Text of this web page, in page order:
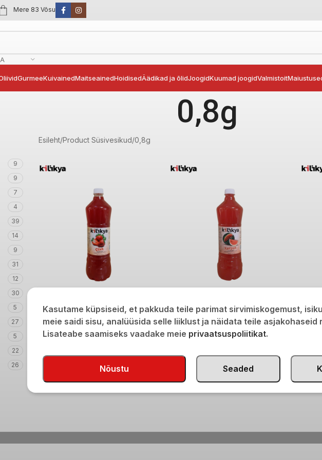
Mere 83 Võsu
GurmeeKuivainedMaitseainedHoidisedÄädikad ja õlidJoogidKuumad joogidValmistoit
0,8g
9
9
7
4
39
14
9
31
12
30
5
27
5
22
26
Esileht Product Süsivesikud 0,8g
€1,60 € 1,60 €1,60
Kasutame küpsiseid, et pakkuda teile parimat sirvimiskogemust,
meie saidi sisu, analüüsida selle liiklust ja näidata teile asjakohaseid
Lisateabe saamiseks vaadake meie privaatsuspoliitikat.
Nõustu Seaded